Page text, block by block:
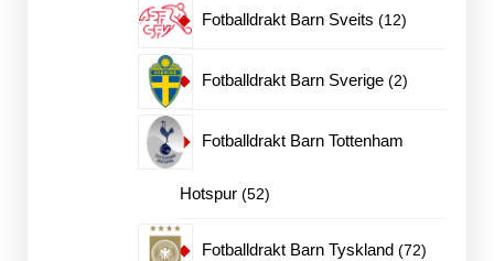
Fotballdrakt Barn Sveits 1212
Fotballdrakt Barn Sverige 22
Fotballdrakt Barn Tottenham
Hotspur 5252
produkter
Fotballdrakt Barn Tyskland 7272